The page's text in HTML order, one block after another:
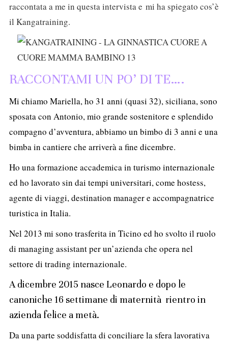
raccontata a me in questa intervista e mi ha spiegato cos’è
il Kangatraining.
RACCONTAMI UN PO’ DI TE….
Mi chiamo Mariella, ho 31 anni (quasi 32), siciliana, sono
sposata con Antonio, mio grande sostenitore e splendido
compagno d’avventura, abbiamo un bimbo di 3 anni e una
bimba in cantiere che arriverà a fine dicembre.
Ho una formazione accademica in turismo internazionale
ed ho lavorato sin dai tempi universitari, come hostess,
agente di viaggi, destination manager e accompagnatrice
turistica in Italia.
Nel 2013 mi sono trasferita in Ticino ed ho svolto il ruolo
di managing assistant per un’azienda che opera nel
settore di trading internazionale.
A dicembre 2015 nasce Leonardo e dopo le
canoniche 16 settimane di maternità rientro in
azienda felice a metà.
Da una parte soddisfatta di conciliare la sfera lavorativa